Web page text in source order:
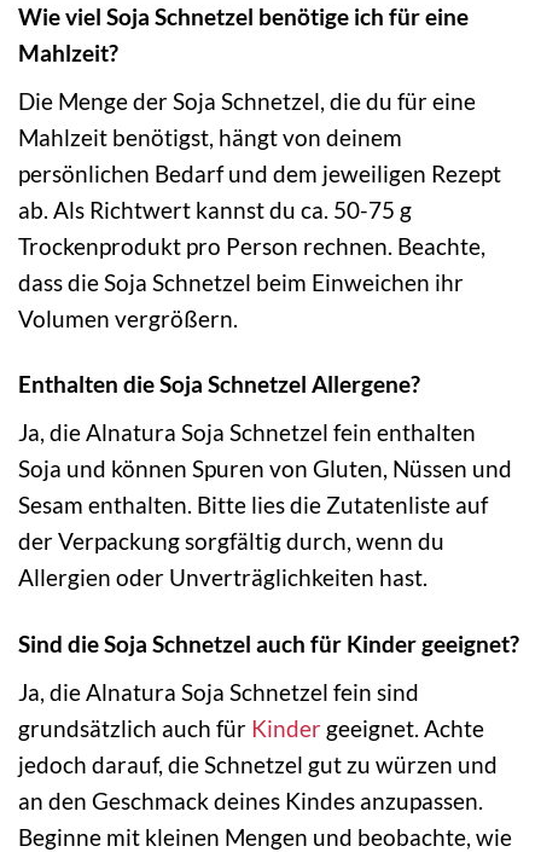
Wie viel Soja Schnetzel benötige ich für eine
Mahlzeit?
Die Menge der Soja Schnetzel, die du für eine
Mahlzeit benötigst, hängt von deinem
persönlichen Bedarf und dem jeweiligen Rezept
ab. Als Richtwert kannst du ca. 50-75 g
Trockenprodukt pro Person rechnen. Beachte,
dass die Soja Schnetzel beim Einweichen ihr
Volumen vergrößern.
Enthalten die Soja Schnetzel Allergene?
Ja, die Alnatura Soja Schnetzel fein enthalten
Soja und können Spuren von Gluten, Nüssen und
Sesam enthalten. Bitte lies die Zutatenliste auf
der Verpackung sorgfältig durch, wenn du
Allergien oder Unverträglichkeiten hast.
Sind die Soja Schnetzel auch für Kinder geeignet?
Ja, die Alnatura Soja Schnetzel fein sind
grundsätzlich auch für Kinder geeignet. Achte
jedoch darauf, die Schnetzel gut zu würzen und
an den Geschmack deines Kindes anzupassen.
Beginne mit kleinen Mengen und beobachte, wie